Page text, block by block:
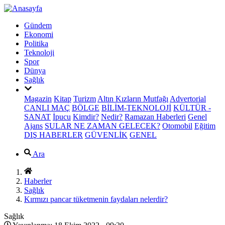
Gündem
Ekonomi
Politika
Teknoloji
Spor
Dünya
Sağlık
Magazin Kitap Turizm Altın Kızların Mutfağı Advertorial
CANLI MAÇ BÖLGE BİLİM-TEKNOLOJİ KÜLTÜR -
SANAT İpucu Kimdir? Nedir? Ramazan Haberleri Genel
Ajans SULAR NE ZAMAN GELECEK? Otomobil Eğitim
DIŞ HABERLER GÜVENLİK GENEL
Ara
Haberler
Sağlık
Kırmızı pancar tüketmenin faydaları nelerdir?
Sağlık